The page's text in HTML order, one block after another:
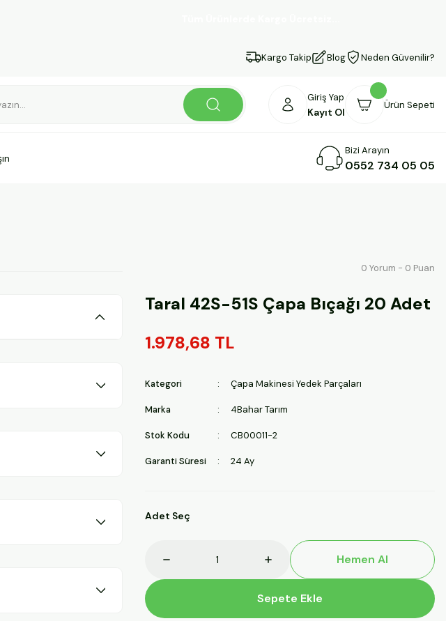
Kargo Takip Blog Neden Güvenilir?
Giriş Yap
Kayıt Ol
Ürün Sepeti
Bizi Arayın
0552 734 05 05
0 Yorum - 0 Puan
Taral 42S-51S Çapa Bıçağı 20 Adet
1.978,68 TL
Kategori Çapa Makinesi Yedek Parçaları
Marka 4Bahar Tarım
Stok Kodu CB00011-2
Garanti Süresi 24 Ay
Adet Seç
Hemen Al
Sepete Ekle